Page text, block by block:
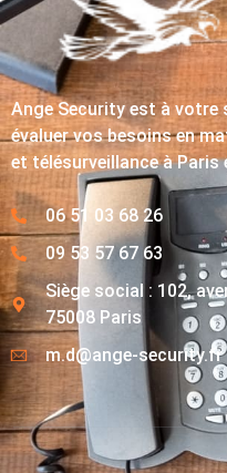
Ange Security est à votre
évaluer vos besoins en
et télésurveillance à Paris
06 51 03 68 26
09 53 57 67 63
Siège social : 102,
75008 Paris
m.d@ange-security.fr